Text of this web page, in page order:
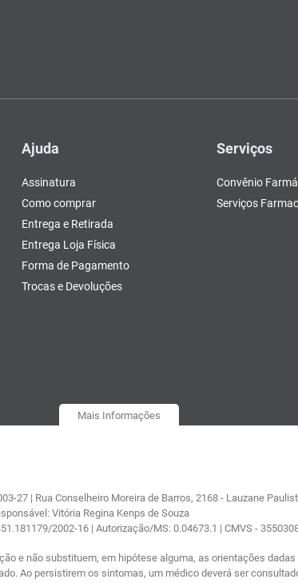
Ajuda
Assinatura
Como comprar
Entrega e Retirada
Entrega Loja Física
Forma de Pagamento
Trocas e Devoluções
Serviços
Convênio
Serviços
Mais Informações
27 | Rua Conselheiro Moreira de Barros, 2168 - Lauzane
Vitória Regina Kenps de Souza
2002-16 | Autorização/MS: 0.04673.1 | CMVS -
e não substituem, em hipótese alguma, as orientações
Ao persistirem os sintomas, um médico deverá ser